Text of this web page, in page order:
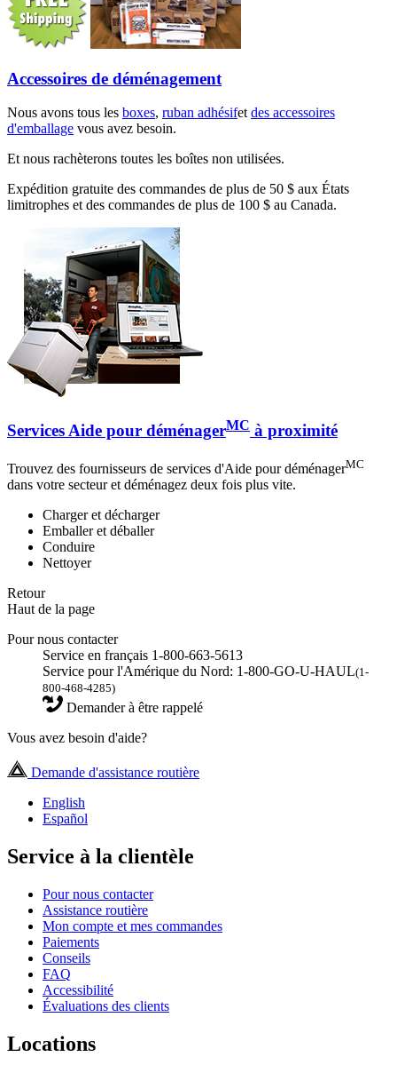
Accessoires de déménagement
Nous avons tous les boxes, ruban adhésifet des accessoires
d'emballage vous avez besoin.
Et nous rachèterons toutes les boîtes non utilisées.
Expédition gratuite des commandes de plus de 50 $ aux États
limitrophes et des commandes de plus de 100 $ au Canada.
Services Aide pour déménagerMC à proximité
Trouvez des fournisseurs de services d'Aide pour déménagerMC
dans votre secteur et déménagez deux fois plus vite.
Charger et décharger
Emballer et déballer
Conduire
Nettoyer
Retour
Haut de la page
Pour nous contacter
Service en français 1-800-663-5613
Service pour l'Amérique du Nord: 1-800-GO-U-HAUL(1-
800-468-4285)
Demander à être rappelé
Vous avez besoin d'aide?
Demande d'assistance routière
English
Español
Service à la clientèle
Pour nous contacter
Assistance routière
Mon compte et mes commandes
Paiements
Conseils
FAQ
Accessibilité
Évaluations des clients
Locations